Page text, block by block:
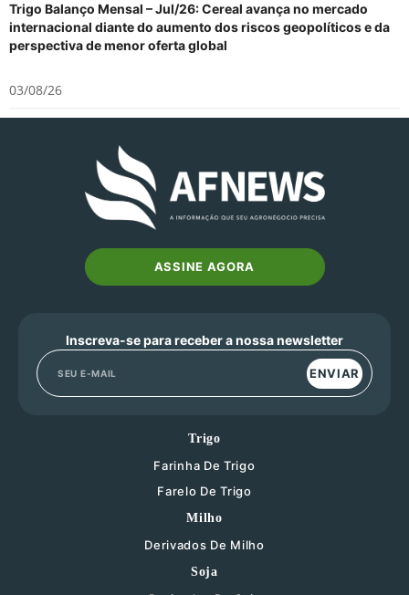
Trigo Balanço Mensal – Jul/26: Cereal avança no mercado
internacional diante do aumento dos riscos geopolíticos e da
perspectiva de menor oferta global
03/08/26
ASSINE AGORA
Inscreva-se para receber a nossa newsletter
ENVIAR
Trigo
Farinha De Trigo
Farelo De Trigo
Milho
Derivados De Milho
Soja